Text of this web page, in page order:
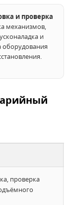
и проверка
механизмов,
и
оборудования
проверка